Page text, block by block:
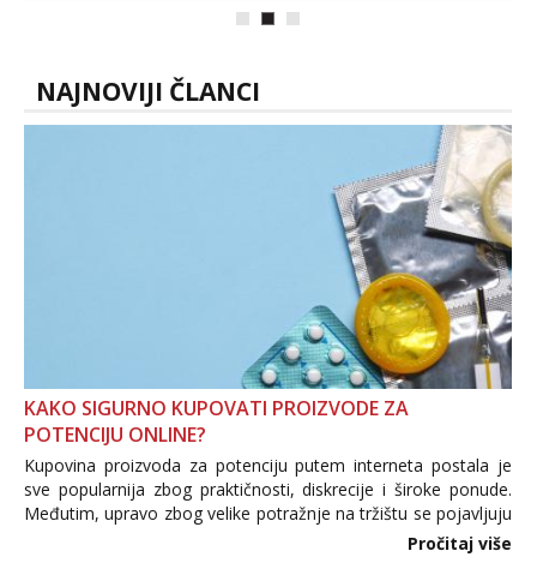
NAJNOVIJI ČLANCI
KAKO SIGURNO KUPOVATI PROIZVODE ZA
POTENCIJU ONLINE?
Kupovina proizvoda za potenciju putem interneta postala je
sve popularnija zbog praktičnosti, diskrecije i široke ponude.
Međutim, upravo zbog velike potražnje na tržištu se pojavljuju
i brojni krivotvoreni proizvodi, nepouzdane internetske
Pročitaj više